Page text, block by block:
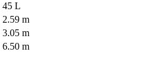
45 L
2.59 m
3.05 m
6.50 m